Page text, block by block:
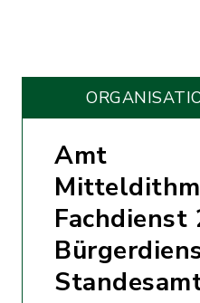
Amt
Fachdienst